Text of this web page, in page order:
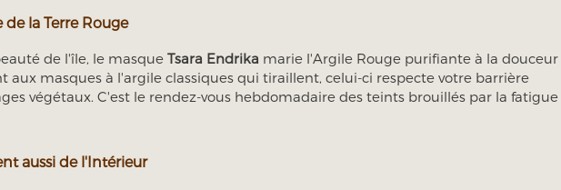
de la Terre Rouge
de l'île, le masque Tsara Endrika marie l'Argile Rouge purifiante à la douceur
aux masques à l'argile classiques qui tiraillent, celui-ci respecte votre barrière
végétaux. C'est le rendez-vous hebdomadaire des teints brouillés par la fatigue
aussi de l'Intérieur